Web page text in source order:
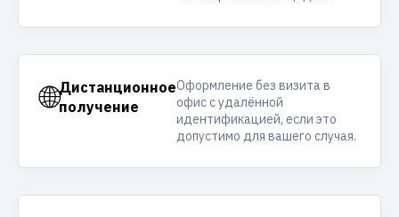
🌐Дистанционное
получение
Оформление без визита в
офис с удалённой
идентификацией, если это
допустимо для вашего случая.